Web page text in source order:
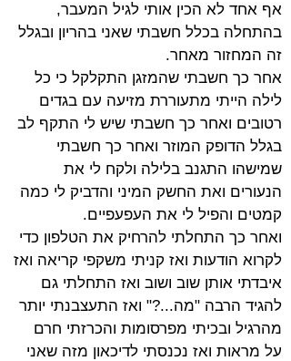
אף אחד לא הכין אותי לגיל המעבר,
בהתחלה בכלל חשבתי שאני בהריון ובגלל
זה המחזור מאחר.
אחר כך חשבתי שהמזגן התקלקל כי כל
לילה הייתי מתעוררת מזיעה עם בגדים
רטובים ואחר כך חשבתי שיש לי התקף לב
בגלל הדופק המוזר ואחר כך חשבתי
שמישהו התגנב בלילה ולקח לי את
הנעורים ואת החשק המיני והדביק לי כמה
קמטים והפיל לי את העפעפיים.
ואחר כך התחלתי להרחיק את הטלפון כדי
לקרוא הודעות ואז קניתי משקפי קריאה ואז
איבדתי אותן שוב ושוב ואז התחלתי גם
להגיד הרבה "מה...?" ואז התעצבנתי יותר
מהרגיל ובכיתי מפרסומות והכרזתי חרם
על מראות ואז נכנסתי לדיכאון מזה שאני